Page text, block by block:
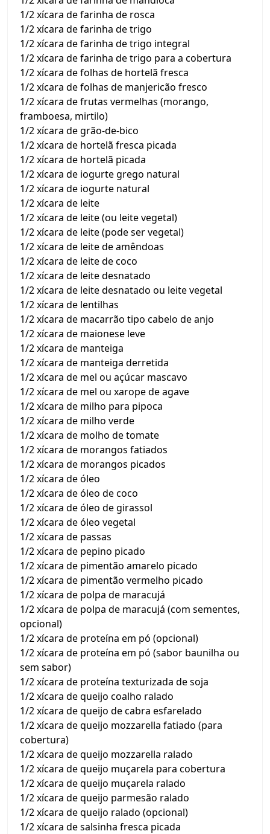
1/2 xícara de farinha de rosca
1/2 xícara de farinha de trigo
1/2 xícara de farinha de trigo integral
1/2 xícara de farinha de trigo para a cobertura
1/2 xícara de folhas de hortelã fresca
1/2 xícara de folhas de manjericão fresco
1/2 xícara de frutas vermelhas (morango,
framboesa, mirtilo)
1/2 xícara de grão-de-bico
1/2 xícara de hortelã fresca picada
1/2 xícara de hortelã picada
1/2 xícara de iogurte grego natural
1/2 xícara de iogurte natural
1/2 xícara de leite
1/2 xícara de leite (ou leite vegetal)
1/2 xícara de leite (pode ser vegetal)
1/2 xícara de leite de amêndoas
1/2 xícara de leite de coco
1/2 xícara de leite desnatado
1/2 xícara de leite desnatado ou leite vegetal
1/2 xícara de lentilhas
1/2 xícara de macarrão tipo cabelo de anjo
1/2 xícara de maionese leve
1/2 xícara de manteiga
1/2 xícara de manteiga derretida
1/2 xícara de mel ou açúcar mascavo
1/2 xícara de mel ou xarope de agave
1/2 xícara de milho para pipoca
1/2 xícara de milho verde
1/2 xícara de molho de tomate
1/2 xícara de morangos fatiados
1/2 xícara de morangos picados
1/2 xícara de óleo
1/2 xícara de óleo de coco
1/2 xícara de óleo de girassol
1/2 xícara de óleo vegetal
1/2 xícara de passas
1/2 xícara de pepino picado
1/2 xícara de pimentão amarelo picado
1/2 xícara de pimentão vermelho picado
1/2 xícara de polpa de maracujá
1/2 xícara de polpa de maracujá (com sementes,
opcional)
1/2 xícara de proteína em pó (opcional)
1/2 xícara de proteína em pó (sabor baunilha ou
sem sabor)
1/2 xícara de proteína texturizada de soja
1/2 xícara de queijo coalho ralado
1/2 xícara de queijo de cabra esfarelado
1/2 xícara de queijo mozzarella fatiado (para
cobertura)
1/2 xícara de queijo mozzarella ralado
1/2 xícara de queijo muçarela para cobertura
1/2 xícara de queijo muçarela ralado
1/2 xícara de queijo parmesão ralado
1/2 xícara de queijo ralado (opcional)
1/2 xícara de salsinha fresca picada